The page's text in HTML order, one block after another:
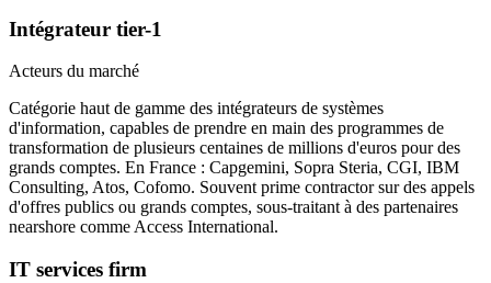
Intégrateur tier-1
Acteurs du marché
Catégorie haut de gamme des intégrateurs de systèmes
d'information, capables de prendre en main des programmes de
transformation de plusieurs centaines de millions d'euros pour des
grands comptes. En France : Capgemini, Sopra Steria, CGI, IBM
Consulting, Atos, Cofomo. Souvent prime contractor sur des appels
d'offres publics ou grands comptes, sous-traitant à des partenaires
nearshore comme Access International.
IT services firm